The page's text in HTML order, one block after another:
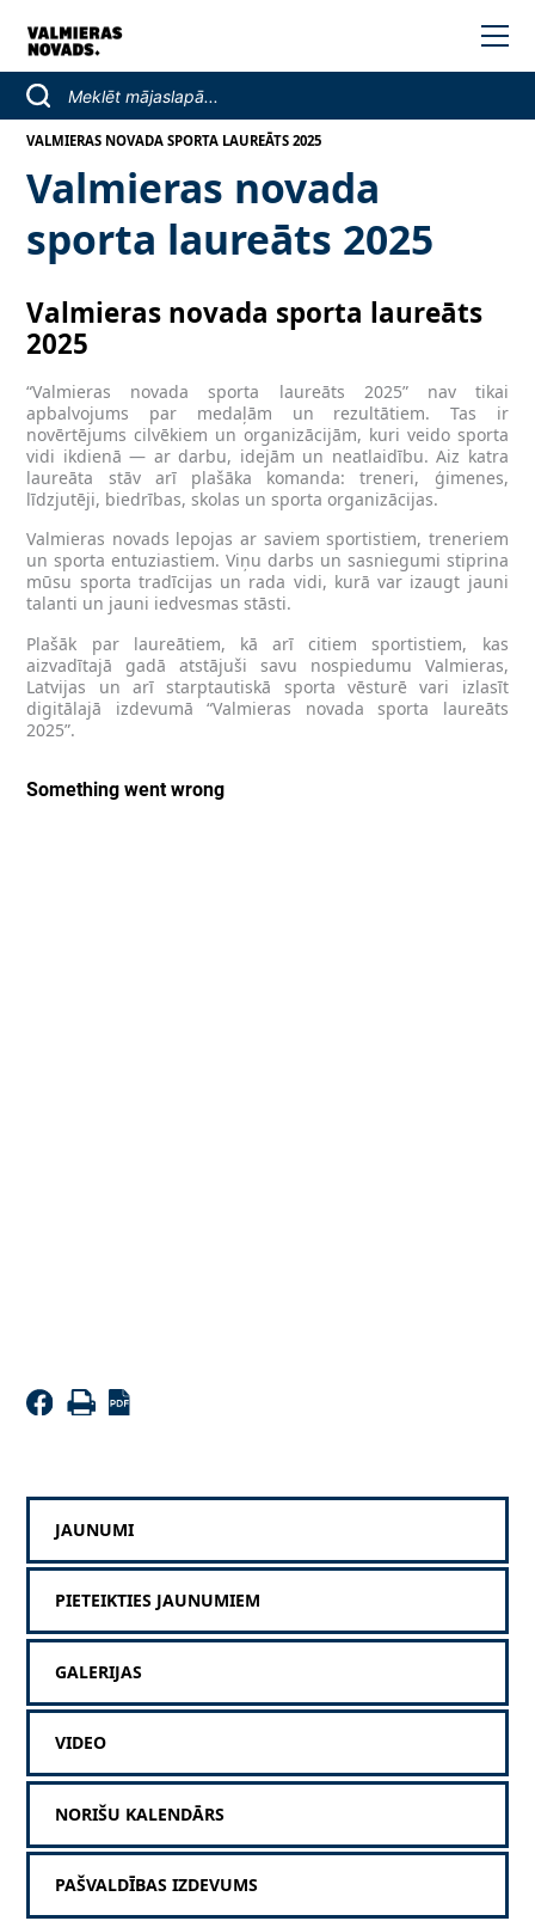
VALMIERAS NOVADA SPORTA LAUREĀTS 2025
Valmieras novada
sporta laureāts 2025
JAUNUMI
PIETEIKTIES JAUNUMIEM
GALERIJAS
VIDEO
NORIŠU KALENDĀRS
PAŠVALDĪBAS IZDEVUMS
Valmieras novada sporta laureāts
2025
“Valmieras novada sporta laureāts 2025” nav tikai
apbalvojums par medaļām un rezultātiem. Tas ir
novērtējums cilvēkiem un organizācijām, kuri veido sporta
vidi ikdienā — ar darbu, idejām un neatlaidību. Aiz katra
laureāta stāv arī plašāka komanda: treneri, ģimenes,
līdzjutēji, biedrības, skolas un sporta organizācijas.
Valmieras novads lepojas ar saviem sportistiem, treneriem
un sporta entuziastiem. Viņu darbs un sasniegumi stiprina
mūsu sporta tradīcijas un rada vidi, kurā var izaugt jauni
talanti un jauni iedvesmas stāsti.
Plašāk par laureātiem, kā arī citiem sportistiem, kas
aizvadītajā gadā atstājuši savu nospiedumu Valmieras,
Latvijas un arī starptautiskā sporta vēsturē vari izlasīt
digitālajā izdevumā “Valmieras novada sporta laureāts
2025”.